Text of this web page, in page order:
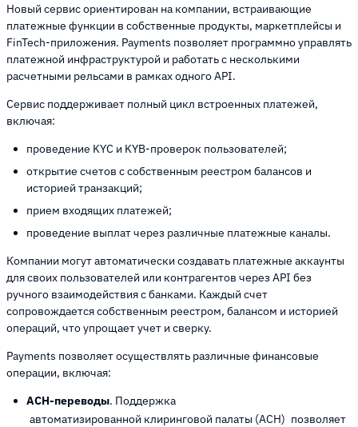
Новый сервис ориентирован на компании, встраивающие
платежные функции в собственные продукты, маркетплейсы и
FinTech-приложения. Payments позволяет программно управлять
платежной инфраструктурой и работать с несколькими
расчетными рельсами в рамках одного API.
Сервис поддерживает полный цикл встроенных платежей,
включая:
проведение KYC и KYB-проверок пользователей;
открытие счетов с собственным реестром балансов и
историей транзакций;
прием входящих платежей;
проведение выплат через различные платежные каналы.
Компании могут автоматически создавать платежные аккаунты
для своих пользователей или контрагентов через API без
ручного взаимодействия с банками. Каждый счет
сопровождается собственным реестром, балансом и историей
операций, что упрощает учет и сверку.
Payments позволяет осуществлять различные финансовые
операции, включая:
ACH-переводы. Поддержка
автоматизированной клиринговой палаты (ACH) позволяет